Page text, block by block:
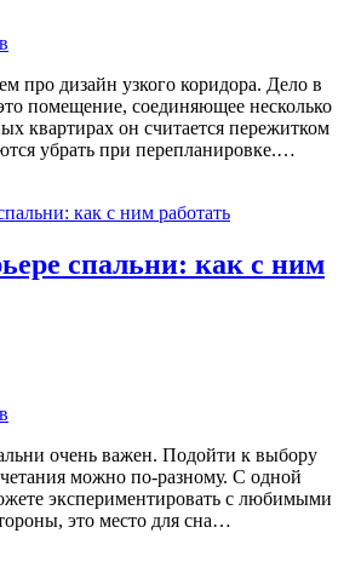
про дизайн узкого коридора. Дело в
помещение, соединяющее несколько
квартирах он считается пережитком
убрать при перепланировке.…
спальни: как с ним
очень важен. Подойти к выбору
можно по-разному. С одной
экспериментировать с любимыми
это место для сна…